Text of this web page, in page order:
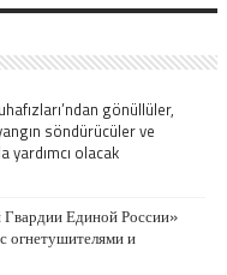
gönüllüler,
söndürücüler ve
olacak
Единой России»
огнетушителями и